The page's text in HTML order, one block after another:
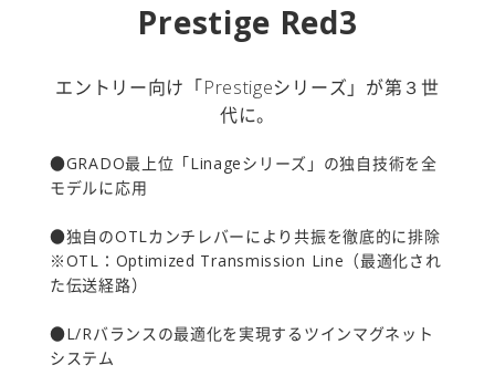
Prestige Red3
エントリー向け「Prestigeシリーズ」が第３世
代に。
●GRADO最上位「Linageシリーズ」の独自技術を全
モデルに応用
●独自のOTLカンチレバーにより共振を徹底的に排除
※OTL：Optimized Transmission Line（最適化され
た伝送経路）
●L/Rバランスの最適化を実現するツインマグネット
システム